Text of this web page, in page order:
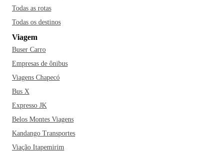
meio dessa área verde. Se você é fã de arquitetura, visite o
nos palacetes parisienses. A cerveja artesanal da Choperia
Pinguim é perfeita para complementar sua experiência, junto
com o famoso chope de lá. Vá e curta tudo em Ribeirão
Preto!
Todas as rotas
Todas os destinos
Viagem
Buser Carro
Empresas de ônibus
Viagens Chapecó
Bus X
Expresso JK
Belos Montes Viagens
Kandango Transportes
Viação Itapemirim